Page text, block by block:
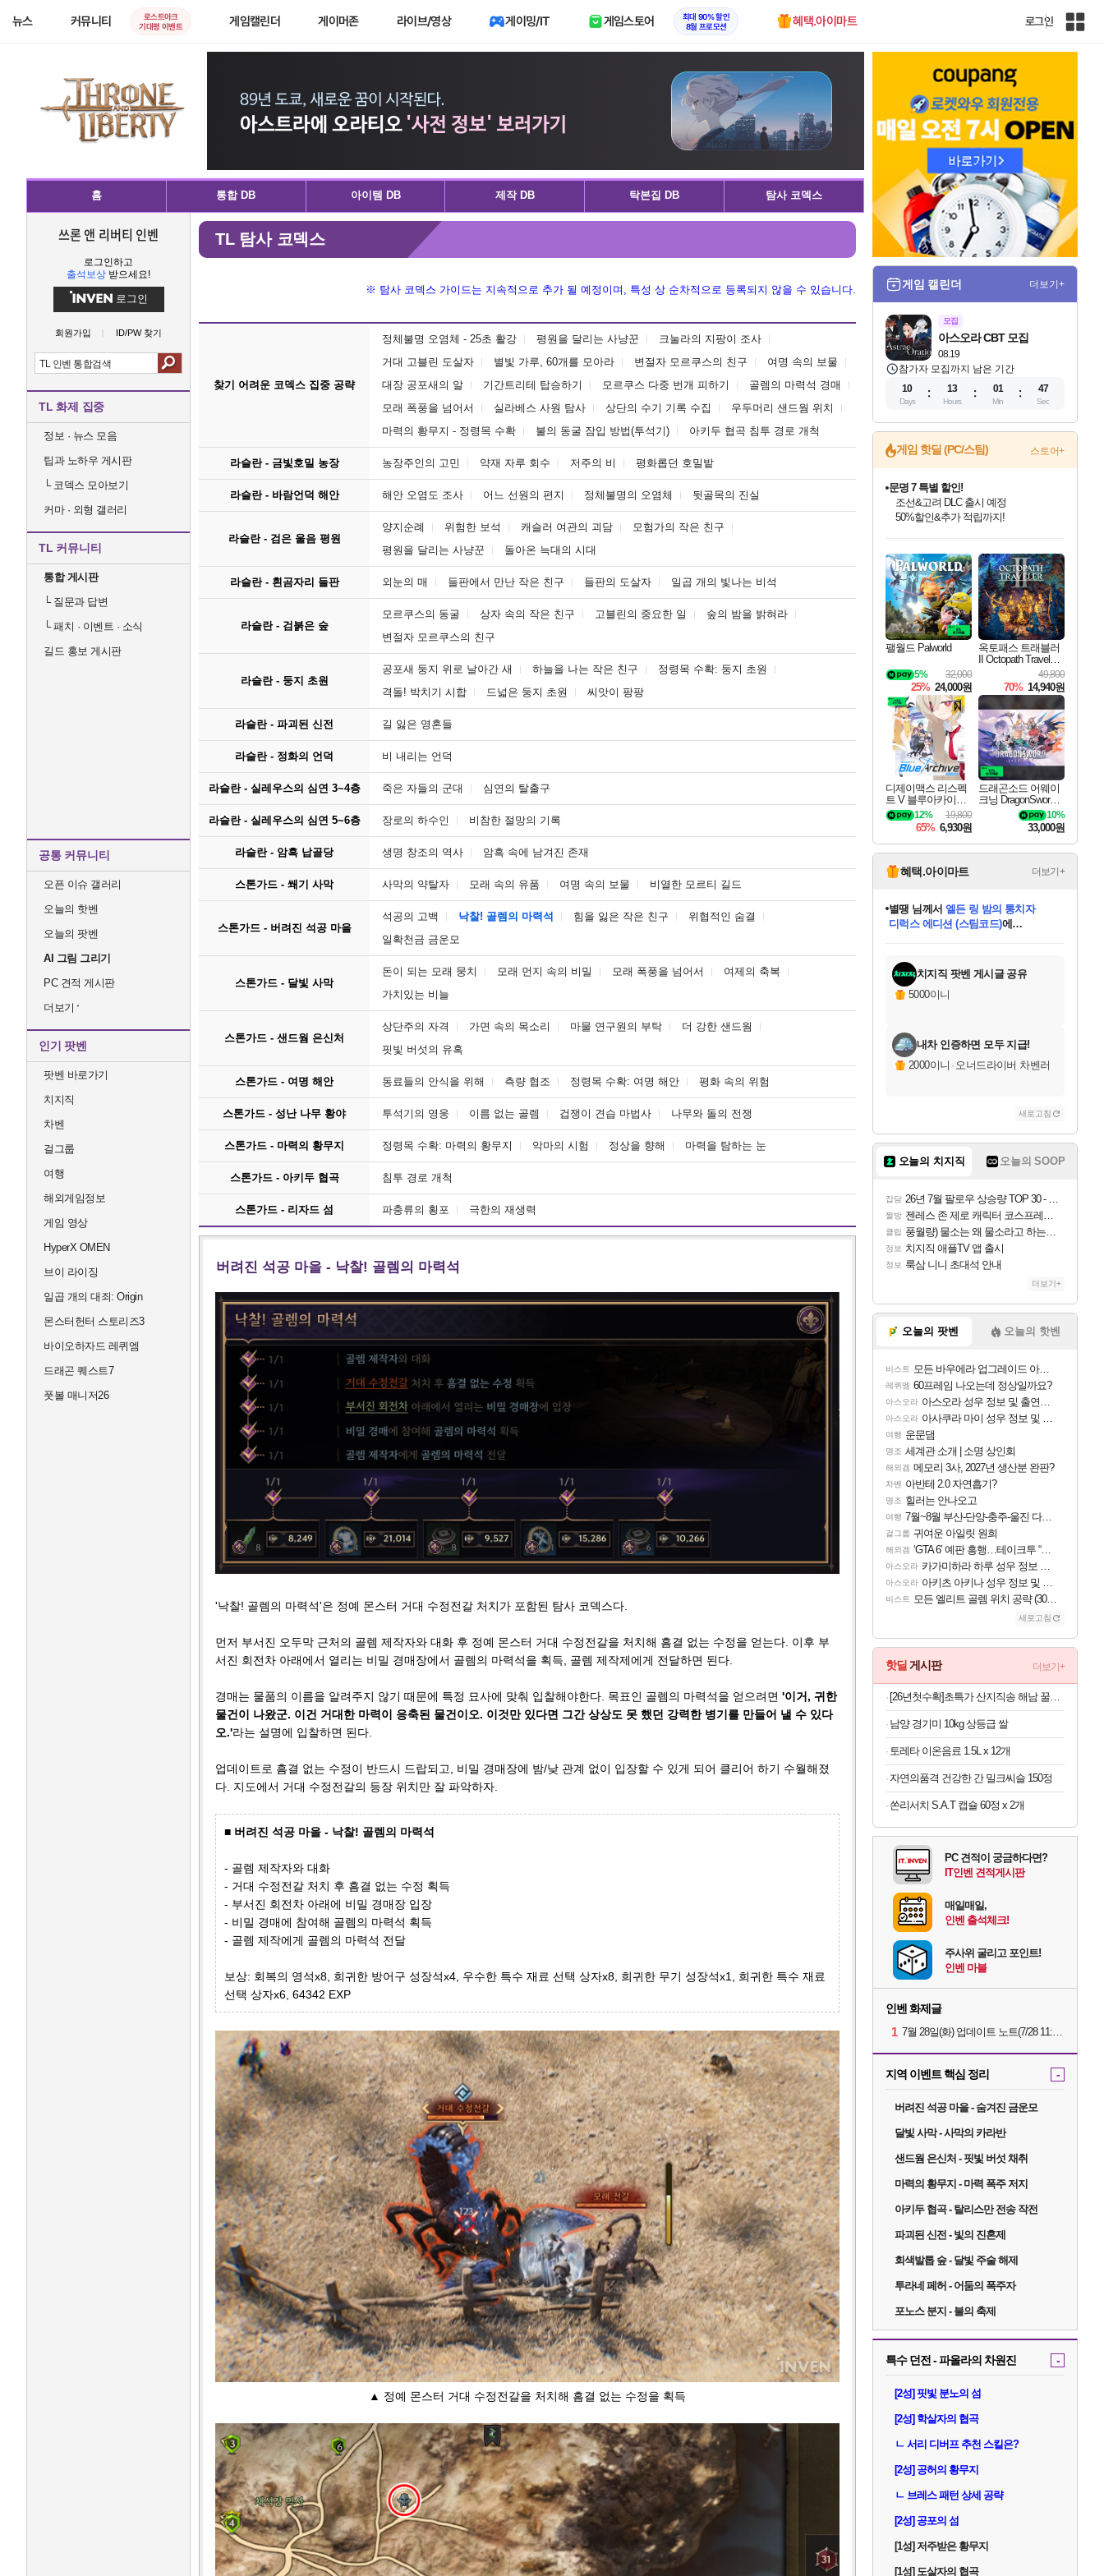
뉴스 커뮤니티
로스트아크
기대평 이벤트
게임캘린더 게이머존 라이브/영상 게이밍/IT 게임스토어
최대 90% 할인
8월 프로모션
혜택.아이마트 로그인
인
전
홈 통합 DB 아이템 DB 제작 DB 탁본집 DB 탐사 코덱스
쓰론 앤 리버티 인벤
로그인하고
출석보상 받으세요!
로그인
회원가입 ID/PW 찾기
TL 화제 집중
정보 · 뉴스 모음
팁과 노하우 게시판
└코덱스 모아보기
커마 · 외형 갤러리
TL 커뮤니티
통합 게시판
└질문과 답변
└패치 · 이벤트 · 소식
길드 홍보 게시판
공통 커뮤니티
오픈 이슈 갤러리
오늘의 핫벤
오늘의 팟벤
AI 그림 그리기
PC 견적 게시판
더보기
인기 팟벤
팟벤 바로가기
치지직
차벤
걸그룹
여행
해외게임정보
게임 영상
HyperX OMEN
브이 라이징
일곱 개의 대죄: Origin
몬스터헌터 스토리즈3
바이오하자드 레퀴엠
드래곤 퀘스트7
풋볼 매니저26
TL 탐사 코덱스
※ 탐사 코덱스 가이드는 지속적으로 추가 될 예정이며, 특성 상 순차적으로 등록되지 않을 수 있습니다.
찾기 어려운 코덱스 집중 공략
정체불명 오염체 - 25초 활강 평원을 달리는 사냥꾼
크눌라의 지팡이 조사
거대 고블린 도살자
별빛 가루, 60개를 모아라 변절자 모르쿠스의 친구
여명 속의 보물
대장 공포새의 알
기간트리테 탑승하기 모르쿠스 다중 번개 피하기
골렘의 마력석 경매
모래 폭풍을 넘어서
실라베스 사원 탐사 상단의 수기 기록 수집
우두머리 샌드웜 위치
마력의 황무지 - 정령목 수확
불의 동굴 잠입 방법(투석기) 아키두 협곡 침투 경로 개척
라슬란 - 금빛호밀 농장 농장주인의 고민 약재 자루 회수 저주의 비 평화롭던 호밀밭
라슬란 - 바람언덕 해안 해안 오염도 조사 어느 선원의 편지 정체불명의 오염체 뒷골목의 진실
라슬란 - 검은 울음 평원
양지순례 위험한 보석 캐슬러 여관의 괴담
모험가의 작은 친구
평원을 달리는 사냥꾼
돌아온 늑대의 시대
라슬란 - 흰곰자리 들판 외눈의 매 들판에서 만난 작은 친구 들판의 도살자 일곱 개의 빛나는 비석
라슬란 - 검붉은 숲
모르쿠스의 동굴 상자 속의 작은 친구 고블린의 중요한 일
숲의 밤을 밝혀라
변절자 모르쿠스의 친구
라슬란 - 둥지 초원
공포새 둥지 위로 날아간 새 하늘을 나는 작은 친구
정령목 수확: 둥지 초원
격돌! 박치기 시합
드넓은 둥지 초원 씨앗이 팡팡
라슬란 - 파괴된 신전 길 잃은 영혼들
라슬란 - 정화의 언덕 비 내리는 언덕
라슬란 - 실레우스의 심연 3~4층 죽은 자들의 군대 심연의 탈출구
라슬란 - 실레우스의 심연 5~6층 장로의 하수인 비참한 절망의 기록
라슬란 - 암흑 납골당 생명 창조의 역사 암흑 속에 남겨진 존재
스톤가드 - 쐐기 사막 사막의 약탈자 모래 속의 유품 여명 속의 보물 비열한 모르티 길드
스톤가드 - 버려진 석공 마을
석공의 고백 낙찰! 골렘의 마력석 힘을 잃은 작은 친구
위협적인 숨결
일확천금 금운모
스톤가드 - 달빛 사막
돈이 되는 모래 뭉치 모래 먼지 속의 비밀 모래 폭풍을 넘어서
여제의 축복
가치있는 비늘
스톤가드 - 샌드웜 은신처
상단주의 자격 가면 속의 목소리 마물 연구원의 부탁
더 강한 샌드웜
핏빛 버섯의 유혹
스톤가드 - 여명 해안 동료들의 안식을 위해 측량 협조 정령목 수확: 여명 해안 평화 속의 위험
스톤가드 - 성난 나무 황야 투석기의 영웅 이름 없는 골렘 겁쟁이 견습 마법사 나무와 돌의 전쟁
스톤가드 - 마력의 황무지 정령목 수확: 마력의 황무지 악마의 시험 정상을 향해 마력을 탐하는 눈
스톤가드 - 아키두 협곡 침투 경로 개척
스톤가드 - 리자드 섬 파충류의 횡포 극한의 재생력
버려진 석공 마을 - 낙찰! 골렘의 마력석
'낙찰! 골렘의 마력석'은 정예 몬스터 거대 수정전갈 처치가 포함된 탐사 코덱스다.
먼저 부서진 오두막 근처의 골렘 제작자와 대화 후 정예 몬스터 거대 수정전갈을 처치해 흠결 없는 수정을 얻는다. 이후 부
서진 회전차 아래에서 열리는 비밀 경매장에서 골렘의 마력석을 획득, 골렘 제작제에게 전달하면 된다.
경매는 물품의 이름을 알려주지 않기 때문에 특정 묘사에 맞춰 입찰해야한다. 목표인 골렘의 마력석을 얻으려면 '이거, 귀한
물건이 나왔군. 이건 거대한 마력이 응축된 물건이오. 이것만 있다면 그간 상상도 못 했던 강력한 병기를 만들어 낼 수 있다
오.'라는 설명에 입찰하면 된다.
업데이트로 흠결 없는 수정이 반드시 드랍되고, 비밀 경매장에 밤/낮 관계 없이 입장할 수 있게 되어 클리어 하기 수월해졌
다. 지도에서 거대 수정전갈의 등장 위치만 잘 파악하자.
■ 버려진 석공 마을 - 낙찰! 골렘의 마력석
- 골렘 제작자와 대화
- 거대 수정전갈 처치 후 흠결 없는 수정 획득
- 부서진 회전차 아래에 비밀 경매장 입장
- 비밀 경매에 참여해 골렘의 마력석 획득
- 골렘 제작에게 골렘의 마력석 전달
보상: 회복의 영석x8, 희귀한 방어구 성장석x4, 우수한 특수 재료 선택 상자x8, 희귀한 무기 성장석x1, 희귀한 특수 재료
선택 상자x6, 64342 EXP
▲ 정예 몬스터 거대 수정전갈을 처치해 흠결 없는 수정을 획득
게임 캘린더 더보기+
모집
08.19
아스오라 CBT 모집
참가자 모집까지 남은 기간
10
Days
13
Hours
01
Min
46
Sec
게임 핫딜 (PC/스팀) 스토어+
최대 90% 할인가를 만나보세요!
네이버혜택과 함께 만나보세요!
문명 7 특별 할인!
조선&고려 DLC 출시 예정
50%할인&추가 적립까지!
마블 투혼 파이팅 소울즈 정식출시!
마블 히어로 총 출동&화려한 격투!
네이버 포인트 혜택까지!
이니&베니 혜택까지!
네이버 혜택가와 함께 예약하세요!
할인&네이버혜택으로 만나보세요!
네이버페이 혜택과 만나보세요!
40주년 프로모션으로 만나보세요!
할인가에 만나보세요!
일부 에디션 상시 할인!
혜택으로 예약 판매 중
편안하게 충전하세요
팰월드 Palworld
32,000
5%
25% 24,000원
옥토패스 트래블러
II Octopath Traveler I
49,800
70% 14,940원
디제이맥스 리스펙
트 V 블루아카이브
팩 DJMAX RESPE
CT V Blue Archive P
ack DLC
19,800
12%
65% 6,930원
드래곤소드 어웨이
크닝 DragonSword A
10%
33,000원
혜택.아이마트 더보기+
교환.
당첨되셨습니다.
니코 님께서 (본편포함) 데이브 더
다이버 인 더 정글 번들 (스팀코드)
당첨되셨습니다.
당첨되셨습니다.
당첨되셨습니다.
당첨되셨습니다.
당첨되셨습니다.
에디션 (스팀코드)를 교환.
당첨되셨습니다.
치지직 팟벤 게시글 공유
5000이니
내차 인증하면 모두 지급!
2000이니 · 오너드라이버 차벤러
새로고침
오늘의 치지직 오늘의 SOOP
잡담 26년 7월 팔로우 상승량 TOP 30 - 월간 치지직
짤방 젠레스 존 제로 캐릭터 코스프레한 꽁주
클립 풍월량) 물소는 왜 물소라고 하는거야? 아! 그만 ㅋㅋ
정보 치지직 애플TV 앱 출시
정보 룩삼 니니 초대석 안내
더보기+
오늘의 팟벤 오늘의 핫벤
비스트 모든 바우에라 업그레이드 아이템 획득 위치 공략 (89개)
레퀴엠 60프레임 나오는데 정상일까요?
아스오라 아스오라 성우 정보 및 출연작 모음
아스오라 아사쿠라 마이 성우 정보 및 주요 필모
여행 운문댐
명조 세계관 소개 | 소명 상인회
해외겜 메모리 3사, 2027년 생산분 완판?
차벤 아반테 2.0 자연흡기?
명조 힐러는 안나오고
여행 7월~8월 부산-단양-충주-울진 다녀왔어요~
걸그룹 귀여운 아일릿 원희
해외겜 ‘GTA 6’ 예판 흥행…테이크투 “내부 예상 크게 넘어”
아스오라 카가미하라 하루 성우 정보 및 주요 필모
아스오라 아키츠 아키나 성우 정보 및 주요 필모
비스트 모든 엘리트 골렘 위치 공략 (30개) - 방랑 결투가
새로고침
핫딜 게시판 더보기+
[26년첫수확]초특가 산지직송 해남 꿀고구마 3kg
남양 경기미 10kg 상등급 쌀
토레타 이온음료 1.5L x 12개
자연의품격 건강한 간 밀크씨슬 150정
쏜리서치 S.A.T 캡슐 60정 x 2개
PC 견적이 궁금하다면?
IT인벤 견적게시판
매일매일,
인벤 출석체크!
주사위 굴리고 포인트!
인벤 마블
인벤 화제글
1 7월 28일(화) 업데이트 노트(7/28 11:14 수정)
지역 이벤트 핵심 정리 -
버려진 석공 마을 - 숨겨진 금운모
달빛 사막 - 사막의 카라반
샌드웜 은신처 - 핏빛 버섯 채취
마력의 황무지 - 마력 폭주 저지
아키두 협곡 - 탈리스만 전송 작전
파괴된 신전 - 빛의 진혼제
회색발톱 숲 - 달빛 주술 해제
투라네 페허 - 어둠의 폭주자
포노스 분지 - 불의 축제
특수 던전 - 파올라의 차원진 -
[2성] 핏빛 분노의 섬
[2성] 학살자의 협곡
ㄴ 서리 디버프 추천 스킬은?
[2성] 공허의 황무지
ㄴ 브레스 패턴 상세 공략
[2성] 공포의 섬
[1성] 저주받은 황무지
[1성] 도살자의 협곡